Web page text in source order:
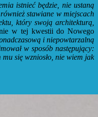
istnieć będzie, nie ustaną
stawiane w miejscach
który swoją architekturą,
w tej kwestii do Nowego
i niepowtarzalną
w sposób następujący:
się wzniosło, nie wiem jak